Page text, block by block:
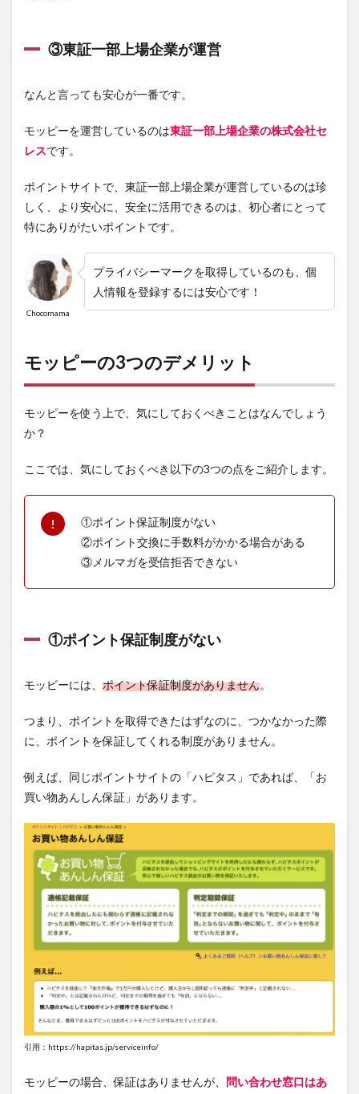
③東証一部上場企業が運営
なんと言っても安心が一番です。
モッピーを運営しているのは東証一部上場企業の株式会社セ
レスです。
ポイントサイトで、東証一部上場企業が運営しているのは珍
しく、
より安心に、安全に活用できるのは、初心者にとって
特にありがたいポイントです。
Chocomama
プライバシーマークを取得しているのも、個
人情報を登録するには安心です！
モッピーの3つのデメリット
モッピーを使う上で、気にしておくべきことはなんでしょう
か？
ここでは、気にしておくべき以下の3つの点をご紹介します。
①ポイント保証制度がない
②ポイント交換に手数料がかかる場合がある
③メルマガを受信拒否できない
①ポイント保証制度がない
モッピーには、 ポイント保証制度がありません。
つまり、ポイントを取得できたはずなのに、つかなかった際
に、ポイントを保証してくれる制度がありません。
例えば、同じポイントサイトの「ハピタス」であれば、「お
買い物あんしん保証」があります。
引用：https://hapitas.jp/serviceinfo/
モッピーの場合、保証はありませんが、 問い合わせ窓口はあ